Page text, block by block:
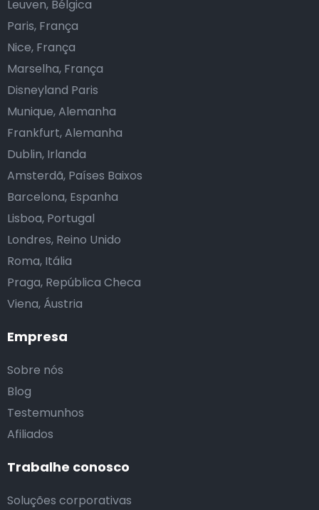
Empresa
Sobre nós
Blog
Testemunhos
Afiliados
Trabalhe conosco
Soluções corporativas
Leuven, Bélgica
Paris, França
Nice, França
Marselha, França
Disneyland Paris
Munique, Alemanha
Frankfurt, Alemanha
Dublin, Irlanda
Amsterdã, Países Baixos
Barcelona, Espanha
Lisboa, Portugal
Londres, Reino Unido
Roma, Itália
Praga, República Checa
Viena, Áustria